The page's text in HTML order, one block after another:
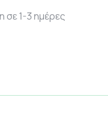
1-3 ημέρες